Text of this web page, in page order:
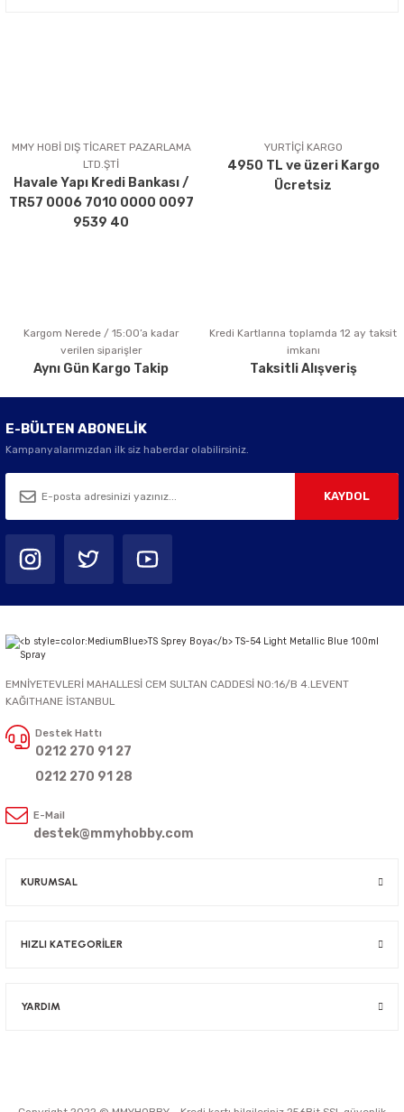
Ürün açıklamasında eksik bilgiler bulunuyor.
Ürün bilgilerinde hatalar bulunuyor.
Ürün fiyatı diğer sitelerden daha pahalı.
Bu ürüne benzer farklı alternatifler olmalı.
Gönder
MMY HOBİ DIŞ TİCARET PAZARLAMA
LTD.ŞTİ
Havale Yapı Kredi Bankası /
TR57 0006 7010 0000 0097
9539 40
YURTİÇİ KARGO
4950 TL ve üzeri Kargo
Ücretsiz
Kargom Nerede / 15:00’a kadar
verilen siparişler
Aynı Gün Kargo Takip
Kredi Kartlarına toplamda 12 ay taksit
imkanı
Taksitli Alışveriş
E-BÜLTEN ABONELİK
Kampanyalarımızdan ilk siz haberdar olabilirsiniz.
KAYDOL
EMNİYETEVLERİ MAHALLESİ CEM SULTAN CADDESİ NO:16/B 4.LEVENT
KAĞITHANE İSTANBUL
Destek Hattı
0212 270 91 27
0212 270 91 28
E-Mail
destek@mmyhobby.com
KURUMSAL
HIZLI KATEGORİLER
YARDIM